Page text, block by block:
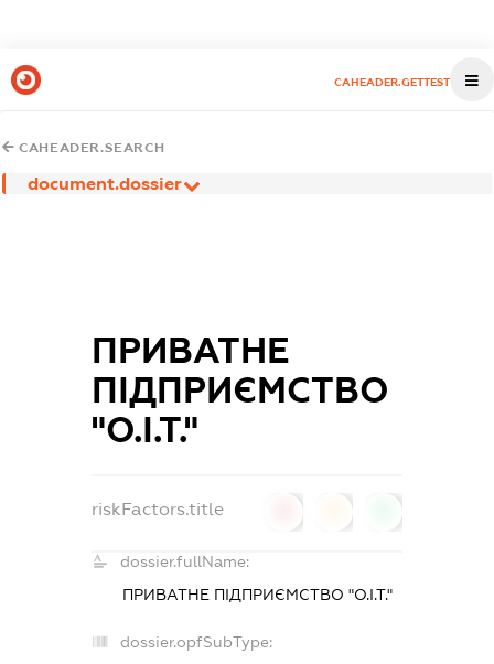
CAHEADER.GETTEST
CAHEADER.SEARCH
document.dossier
ПРИВАТНЕ
ПІДПРИЄМСТВО
"О.І.Т."
riskFactors.title
dossier.fullName:
ПРИВАТНЕ ПІДПРИЄМСТВО "О.І.Т."
dossier.opfSubType: